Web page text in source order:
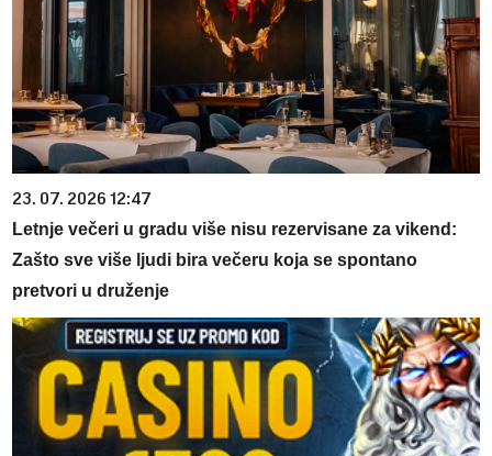
23. 07. 2026 12:47
Letnje večeri u gradu više nisu rezervisane za vikend:
Zašto sve više ljudi bira večeru koja se spontano
pretvori u druženje